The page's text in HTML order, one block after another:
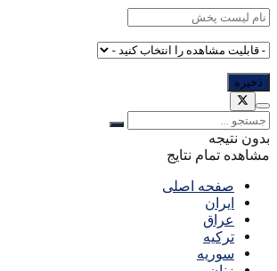
بدون نتیجه
مشاهده تمام نتایج
صفحه اصلی
ایران
عراق
ترکیه
سوریه